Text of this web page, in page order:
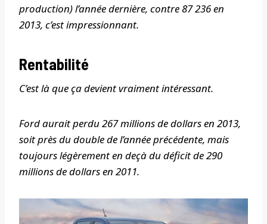
production) l’année dernière, contre 87 236 en
2013, c’est impressionnant.
Rentabilité
C’est là que ça devient vraiment intéressant.
Ford aurait perdu 267 millions de dollars en 2013,
soit près du double de l’année précédente, mais
toujours légèrement en deçà du déficit de 290
millions de dollars en 2011.